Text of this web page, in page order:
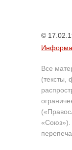
©
Все
(тексты,
«Союз»).